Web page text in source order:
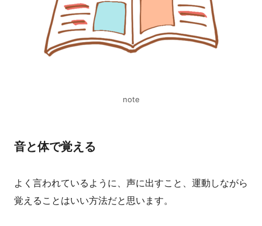
note
音と体で覚える
よく言われているように、声に出すこと、運動しながら
覚えることはいい方法だと思います。